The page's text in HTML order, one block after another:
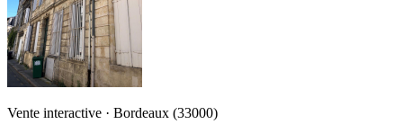
Vente interactive · Bordeaux (33000)